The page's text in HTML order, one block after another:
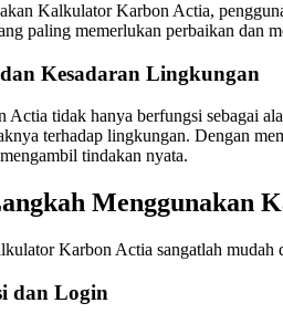
Kalkulator Karbon Actia,
paling memerlukan perbaikan dan
Kesadaran Lingkungan
tidak hanya berfungsi sebagai
terhadap lingkungan. Dengan
tindakan nyata.
Menggunakan
Karbon Actia sangatlah mudah
dan Login